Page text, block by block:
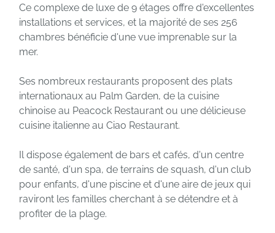
Ce complexe de luxe de 9 étages offre d'excellentes
installations et services, et la majorité de ses 256
chambres bénéficie d'une vue imprenable sur la
mer.
Ses nombreux restaurants proposent des plats
internationaux au Palm Garden, de la cuisine
chinoise au Peacock Restaurant ou une délicieuse
cuisine italienne au Ciao Restaurant.
Il dispose également de bars et cafés, d'un centre
de santé, d'un spa, de terrains de squash, d'un club
pour enfants, d'une piscine et d'une aire de jeux qui
raviront les familles cherchant à se détendre et à
profiter de la plage.